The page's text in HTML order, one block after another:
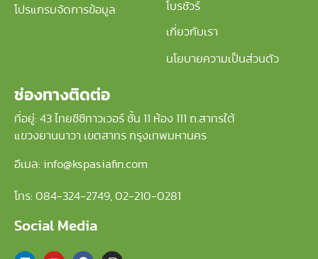
โปรแกรมจัดการข้อมูล โบรชัวร์
เกี่ยวกับเรา
นโยบายความเป็นส่วนตัว
ช่องทางติดต่อ
ที่อยู่: 43 ไทยซีซีทาวเวอร์ ชั้น 11 ห้อง 111 ถ.สาทรใต้
แขวงยานนาวา เขตสาทร กรุงเทพมหานคร
อีเมล: info@kspasiafin.com
โทร: 084-324-2749, 02-210-0281
Social Media